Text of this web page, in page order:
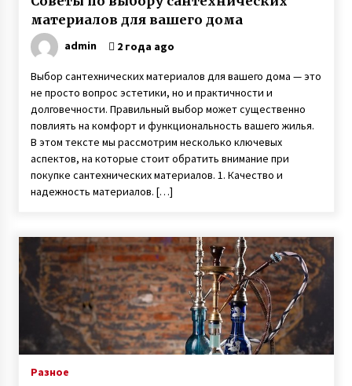
материалов для вашего дома
admin 2 года ago
Выбор сантехнических материалов для вашего дома — это
не просто вопрос эстетики, но и практичности и
долговечности. Правильный выбор может существенно
повлиять на комфорт и функциональность вашего жилья.
В этом тексте мы рассмотрим несколько ключевых
аспектов, на которые стоит обратить внимание при
покупке сантехнических материалов. 1. Качество и
надежность материалов. […]
Разное